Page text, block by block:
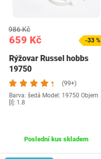
659 Kč
986 Kč
-33 %
Rýžovar Russel hobbs
19750
(99+)
Barva: šedá Model: 19750 Objem
[l]: 1.8
Poslední kus skladem